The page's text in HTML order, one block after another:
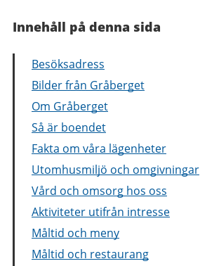
Innehåll på denna sida
Besöksadress
Bilder från Gråberget
Om Gråberget
Så är boendet
Fakta om våra lägenheter
Utomhusmiljö och omgivningar
Vård och omsorg hos oss
Aktiviteter utifrån intresse
Måltid och meny
Måltid och restaurang